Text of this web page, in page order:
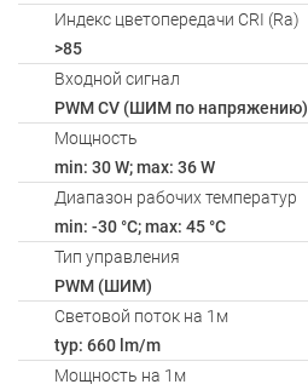
Индекс цветопередачи CRI (Ra)
>85
Входной сигнал
PWM СV (ШИМ по напряжению)
Мощность
min: 30 W; max: 36 W
Диапазон рабочих температур
min: -30 °C; max: 45 °C
Тип управления
PWM (ШИМ)
Световой поток на 1м
typ: 660 lm/m
Мощность на 1м